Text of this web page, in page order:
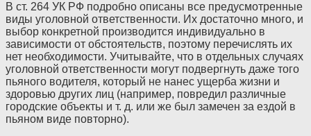
В ст. 264 УК РФ подробно описаны все предусмотренные
виды уголовной ответственности. Их достаточно много, и
выбор конкретной производится индивидуально в
зависимости от обстоятельств, поэтому перечислять их
нет необходимости. Учитывайте, что в отдельных случаях
уголовной ответственности могут подвергнуть даже того
пьяного водителя, который не нанес ущерба жизни и
здоровью других лиц (например, повредил различные
городские объекты и т. д. или же был замечен за ездой в
пьяном виде повторно).